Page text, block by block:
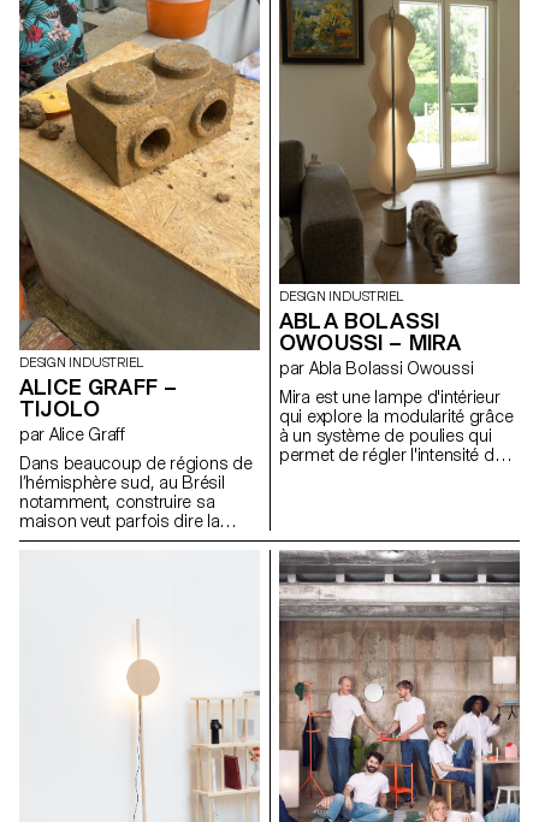
surface. Il s’agit d’un
changement de regard sur la
nature, mais cette fois-ci au
sens littéral, grâce à des
instruments de vision destinés
à aider les curieux et curieuses
de la faune et de la flore. Nous
avons donc ici une longue-vue,
une loupe et un aquascope, qui
veulent jouer avec la physique
optique tout en illustrant ses
propriétés dans une démarche
pédagogique.
deux transats, orientables
selon les envies, côte à côte ou
encore face à face. Les assises
offrent deux positions, dont une
semi-allongée idéale pour la
sieste. Grâce à un système de
connecteurs vissés, la structure
est solide, démontable et
adaptable. Elle permet de
composer librement des îlots
de détente, au jardin ou au
bord de l’eau.
DESIGN INDUSTRIEL
ALICE GRAFF –
TIJOLO
par Alice Graff
Dans beaucoup de régions de
l’hémisphère sud, au Brésil
notamment, construire sa
maison veut parfois dire la
construire soi-même. Avec peu
briques en terre crue, séchées
et de papier recyclé. Elles
s’emboîtent en quinconce,
sans mortier, sans outillage
lourd. Sur leur face, deux
volumes : pour clipser des
gaines, des tuyaux. Sans
percer, sans casser. On peut
changer d’avis. On peut aussi
les boucher, laisser une trace,
DESIGN INDUSTRIEL
ABLA BOLASSI
OWOUSSI – MIRA
par Abla Bolassi Owoussi
Mira est une lampe d'intérieur
qui explore la modularité grâce
à un système de poulies qui
permet de régler l'intensité de
sur la lumière et la forme. Ce
projet répond à un besoin de
flexibilité dans l'espace
domestique et reflète une
recherche personnelle sur
l'objet évolutif, à mi-chemin
entre technicité discrète et
expression poétique de la
matière.